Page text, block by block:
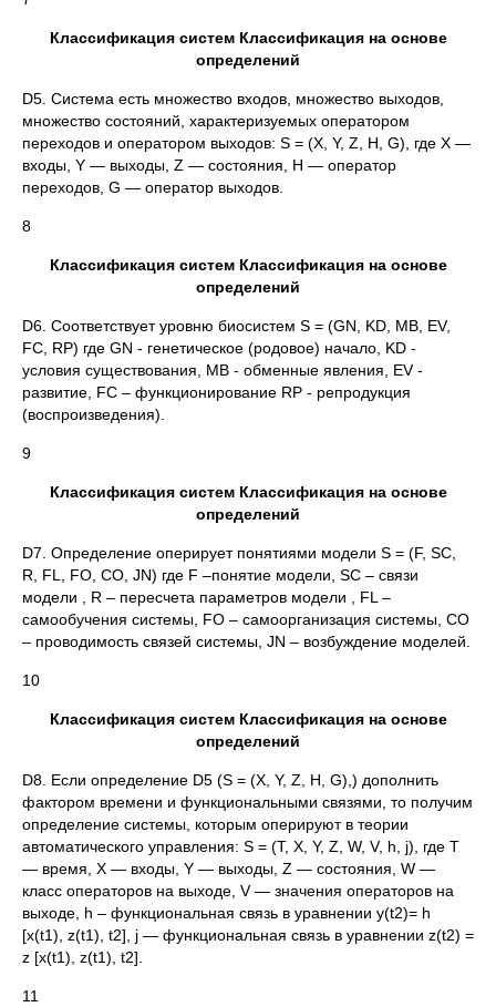
Классификация систем Классификация на основе
определений
D5. Система есть множество входов, множество выходов,
множество состояний, характеризуемых оператором
переходов и оператором выходов: S = (X, Y, Z, Н, G), где X —
входы, Y — выходы, Z — состояния, Н — оператор
переходов, G — оператор выходов.
8
Классификация систем Классификация на основе
определений
D6. Соответствует уровню биосистем S = (GN, KD, MB, EV,
FC, RP) где GN - генетическое (родовое) начало, KD -
условия существования, MB - обменные явления, EV -
развитие, FC – функционирование RP - репродукция
(воспроизведения).
9
Классификация систем Классификация на основе
определений
D7. Определение оперирует понятиями модели S = (F, SC,
R, FL, FO, CO, JN) где F –понятие модели, SС – связи
модели , R – пересчета параметров модели , FL –
самообучения системы, FO – самоорганизация системы, СО
– проводимость связей системы, JN – возбуждение моделей.
10
Классификация систем Классификация на основе
определений
D8. Если определение D5 (S = (X, Y, Z, Н, G),) дополнить
фактором времени и функциональными связями, то получим
определение системы, которым оперируют в теории
автоматического управления: S = (Т, X, Y, Z, W, V, h, j), где Т
— время, X — входы, Y — выходы, Z — состояния, W —
класс операторов на выходе, V — значения операторов на
выходе, h – функциональная связь в уравнении y(t2)= h
[x(t1), z(t1), t2], j — функциональная связь в уравнении z(t2) =
z [x(t1), z(t1), t2].
11